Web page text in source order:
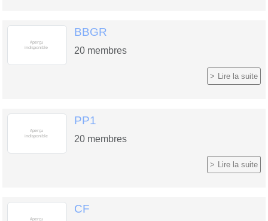
BBGR
20 membres
Lire la suite
PP1
20 membres
Lire la suite
CF